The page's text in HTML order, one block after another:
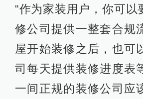
“作为家装用户，你可以
修公司提供一整套合规
屋开始装修之后，也可
司每天提供装修进度表
一间正规的装修公司应